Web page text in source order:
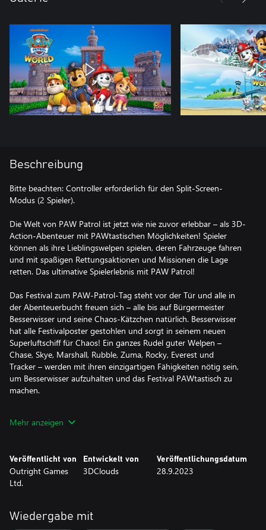
Beschreibung
Bitte beachten: Controller erforderlich für den Split-Screen-
Modus (2 Spieler).
Die Welt von PAW Patrol ist jetzt wie nie zuvor erlebbar – als 3D-
Action-Abenteuer mit PAWtastischen Möglichkeiten! Spieler
können als ihre Lieblingswelpen spielen, deren Fahrzeuge fahren
und mit spaßigen Rettungsaktionen und Missionen die Lage
retten. Das ultimative Spielerlebnis mit PAW Patrol!
Das Festival zum PAW-Patrol-Tag steht vor der Tür und alle in
der Abenteuerbucht freuen sich – alle bis auf Bürgermeister
Besserwisser und seine Chaos-Kätzchen natürlich. Besserwisser
hat alle Festivalposter gestohlen und sorgt in seinem neuen
Superluftschiff für Chaos! Ein ganzes Rudel guter Welpen –
Chase, Skye, Marshall, Rubble, Zuma, Rocky, Everest und
Tracker – werden mit ihren einzigartigen Fähigkeiten nötig sein,
um Besserwisser aufzuhalten und das Festival PAWtastisch zu
machen.
für Spieler im Vorschulalter entworfen wurden, können die
Flashback-Missionen, inspiriert von klassischen PAW-Patrol-
Folgen – entweder im Einzelspielermodus oder auf geteiltem
Bildschirm mit einem Freund im Koop-Modus. Das Spiel ist
Welpenmarken, Briefmarken, Kostümen, Fahrzeugstickern und
Kunstwerken für die Chickaletta-Ausstellung anpassbar.
Mehr anzeigen
Veröffentlicht von
Outright Games
Ltd.
Entwickelt von
3DClouds
Veröffentlichungsdatum
28.9.2023
Wiedergabe mit